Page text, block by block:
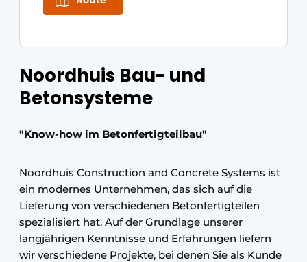
Noordhuis Bau- und
Betonsysteme
"Know-how im Betonfertigteilbau"
Noordhuis Construction and Concrete Systems ist
ein modernes Unternehmen, das sich auf die
Lieferung von verschiedenen Betonfertigteilen
spezialisiert hat. Auf der Grundlage unserer
langjährigen Kenntnisse und Erfahrungen liefern
wir verschiedene Projekte, bei denen Sie als Kunde